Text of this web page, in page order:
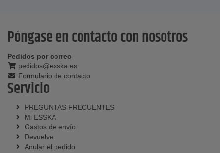
Póngase en contacto con nosotros
Pedidos por correo
pedidos@esska.es
Formulario de contacto
Servicio
PREGUNTAS FRECUENTES
Mi ESSKA
Gastos de envío
Devuelve
Anular el pedido